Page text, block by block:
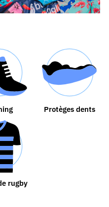
Protèges dents
rugby